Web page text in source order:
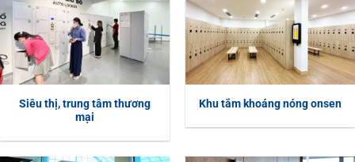
Siêu thị, trung tâm thương
mại
Khu tắm khoáng nóng onsen